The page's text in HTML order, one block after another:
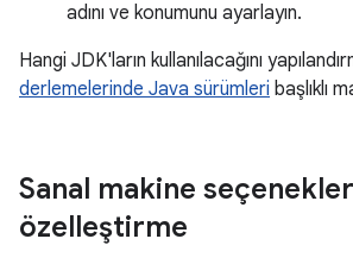
adını ve konumunu ayarlayın.
Hangi JDK'ların kullanılacağını
derlemelerinde Java sürümleri başlıklı
Sanal makine
özelleştirme